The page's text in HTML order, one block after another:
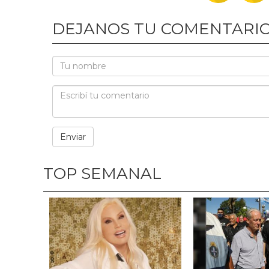
DEJANOS TU
TOP SEMANAL